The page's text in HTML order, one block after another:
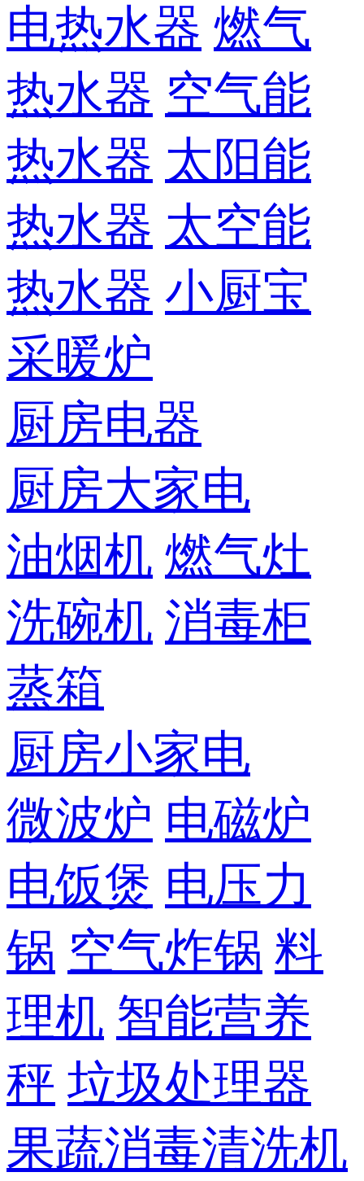
电热水器 燃气
热水器 空气能
热水器 太阳能
热水器 太空能
热水器 小厨宝
采暖炉
厨房电器
厨房大家电
油烟机 燃气灶
洗碗机 消毒柜
蒸箱
厨房小家电
微波炉 电磁炉
电饭煲 电压力
锅 空气炸锅 料
理机 智能营养
秤 垃圾处理器
果蔬消毒清洗机